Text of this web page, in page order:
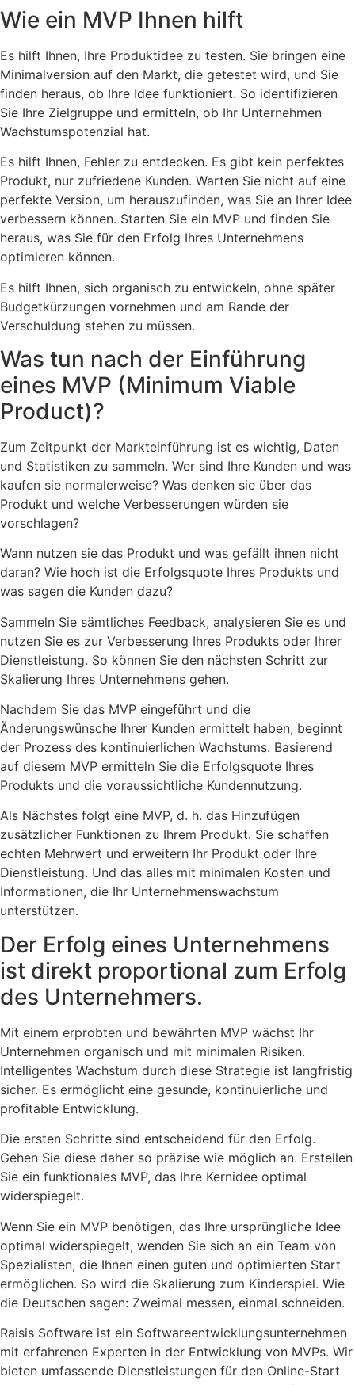
Wie ein MVP Ihnen hilft
Es hilft Ihnen, Ihre Produktidee zu testen. Sie bringen eine
Minimalversion auf den Markt, die getestet wird, und Sie
finden heraus, ob Ihre Idee funktioniert. So identifizieren
Sie Ihre Zielgruppe und ermitteln, ob Ihr Unternehmen
Wachstumspotenzial hat.
Es hilft Ihnen, Fehler zu entdecken. Es gibt kein perfektes
Produkt, nur zufriedene Kunden. Warten Sie nicht auf eine
perfekte Version, um herauszufinden, was Sie an Ihrer Idee
verbessern können. Starten Sie ein MVP und finden Sie
heraus, was Sie für den Erfolg Ihres Unternehmens
optimieren können.
Es hilft Ihnen, sich organisch zu entwickeln, ohne später
Budgetkürzungen vornehmen und am Rande der
Verschuldung stehen zu müssen.
Was tun nach der Einführung
eines MVP (Minimum Viable
Product)?
Zum Zeitpunkt der Markteinführung ist es wichtig, Daten
und Statistiken zu sammeln. Wer sind Ihre Kunden und was
kaufen sie normalerweise? Was denken sie über das
Produkt und welche Verbesserungen würden sie
vorschlagen?
Wann nutzen sie das Produkt und was gefällt ihnen nicht
daran? Wie hoch ist die Erfolgsquote Ihres Produkts und
was sagen die Kunden dazu?
Sammeln Sie sämtliches Feedback, analysieren Sie es und
nutzen Sie es zur Verbesserung Ihres Produkts oder Ihrer
Dienstleistung. So können Sie den nächsten Schritt zur
Skalierung Ihres Unternehmens gehen.
Nachdem Sie das MVP eingeführt und die
Änderungswünsche Ihrer Kunden ermittelt haben, beginnt
der Prozess des kontinuierlichen Wachstums. Basierend
auf diesem MVP ermitteln Sie die Erfolgsquote Ihres
Produkts und die voraussichtliche Kundennutzung.
Als Nächstes folgt eine MVP, d. h. das Hinzufügen
zusätzlicher Funktionen zu Ihrem Produkt. Sie schaffen
echten Mehrwert und erweitern Ihr Produkt oder Ihre
Dienstleistung. Und das alles mit minimalen Kosten und
Informationen, die Ihr Unternehmenswachstum
unterstützen.
Der Erfolg eines Unternehmens
ist direkt proportional zum Erfolg
des Unternehmers.
Mit einem erprobten und bewährten MVP wächst Ihr
Unternehmen organisch und mit minimalen Risiken.
Intelligentes Wachstum durch diese Strategie ist langfristig
sicher. Es ermöglicht eine gesunde, kontinuierliche und
profitable Entwicklung.
Die ersten Schritte sind entscheidend für den Erfolg.
Gehen Sie diese daher so präzise wie möglich an. Erstellen
Sie ein funktionales MVP, das Ihre Kernidee optimal
widerspiegelt.
Wenn Sie ein MVP benötigen, das Ihre ursprüngliche Idee
optimal widerspiegelt, wenden Sie sich an ein Team von
Spezialisten, die Ihnen einen guten und optimierten Start
ermöglichen. So wird die Skalierung zum Kinderspiel. Wie
die Deutschen sagen: Zweimal messen, einmal schneiden.
Raisis Software ist ein Softwareentwicklungsunternehmen
mit erfahrenen Experten in der Entwicklung von MVPs. Wir
bieten umfassende Dienstleistungen für den Online-Start